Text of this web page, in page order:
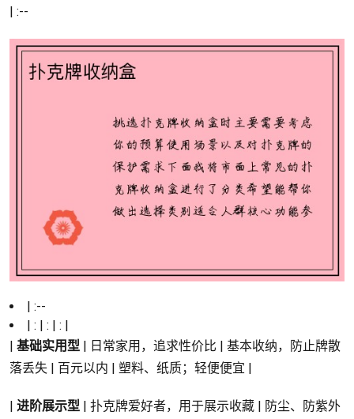
| :--
| :--
| : | : | : |
| 基础实用型 | 日常家用，追求性价比 | 基本收纳，防止牌散
落丢失 | 百元以内 | 塑料、纸质；轻便便宜 |
| 进阶展示型 | 扑克牌爱好者，用于展示收藏 | 防尘、防紫外